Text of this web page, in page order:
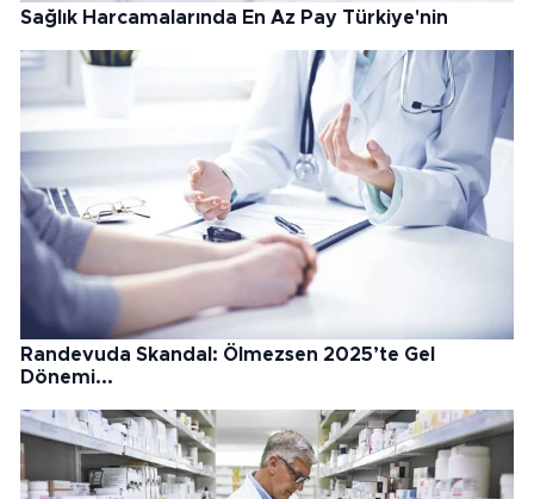
Sağlık Harcamalarında En Az Pay Türkiye'nin
Randevuda Skandal: Ölmezsen 2025’te Gel
Dönemi...